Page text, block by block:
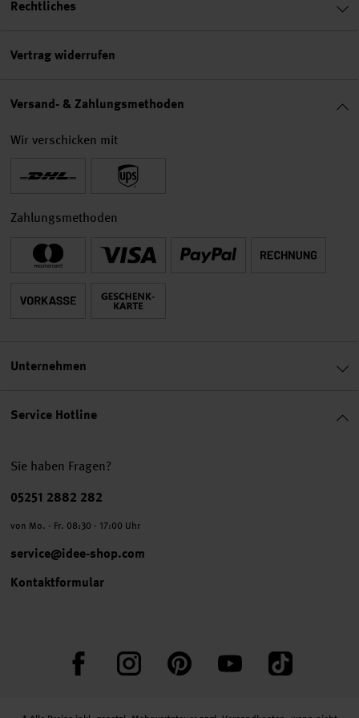
Service Hotline
Sie haben Fragen?
Telefonnummer
05251 2882 282
von Mo. - Fr. 08:30 - 17:00 Uhr
service@idee-shop.com
Kontaktformular
FacebookInstagram PinterestYouTube TikTok
Rechtliches
Vertrag widerrufen
Versand- & Zahlungsmethoden
Wir verschicken mit
Zahlungsmethoden
Unternehmen